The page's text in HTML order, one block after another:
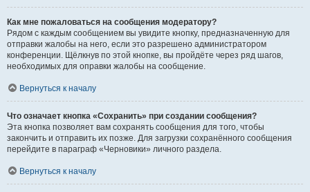
Как мне пожаловаться на сообщения модератору?
Рядом с каждым сообщением вы увидите кнопку, предназначенную для
отправки жалобы на него, если это разрешено администратором
конференции. Щёлкнув по этой кнопке, вы пройдёте через ряд шагов,
необходимых для оправки жалобы на сообщение.
Вернуться к началу
Что означает кнопка «Сохранить» при создании сообщения?
Эта кнопка позволяет вам сохранять сообщения для того, чтобы
закончить и отправить их позже. Для загрузки сохранённого сообщения
перейдите в параграф «Черновики» личного раздела.
Вернуться к началу